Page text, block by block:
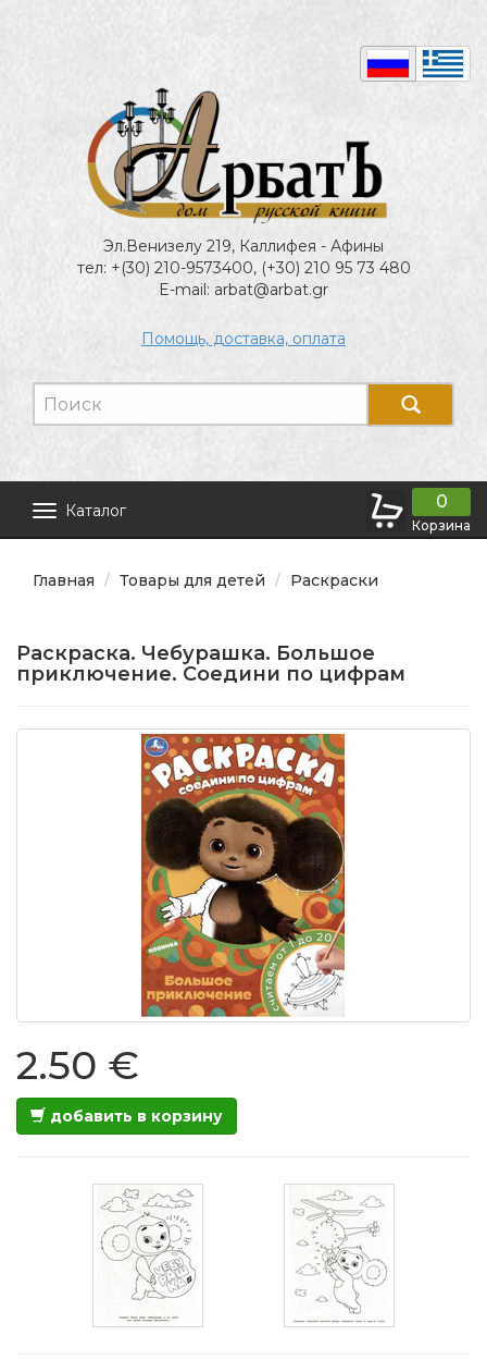
Эл.Венизелу 219, Каллифея - Афины
тел: +(30) 210-9573400, (+30) 210 95 73 480
E-mail: arbat@arbat.gr
Помощь, доставка, оплата
Каталог 0
Корзина
Главная Товары для детей Раскраски
Раскраска. Чебурашка. Большое
приключение. Соедини по цифрам
2.50 €
добавить в корзину